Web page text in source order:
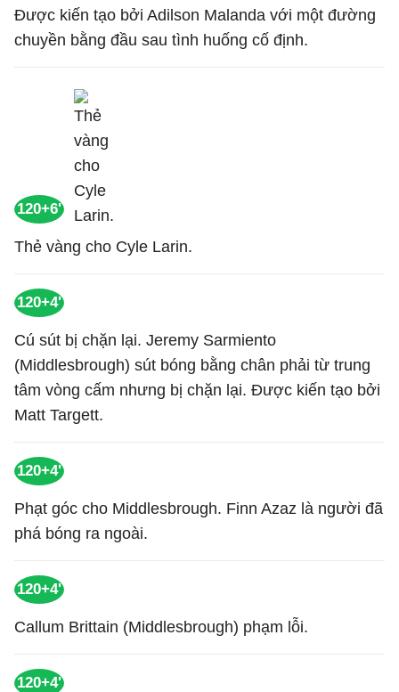
Được kiến tạo bởi Adilson Malanda với một đường
chuyền bằng đầu sau tình huống cố định.
120+6'
Thẻ vàng cho Cyle Larin.
120+4'
Cú sút bị chặn lại. Jeremy Sarmiento
(Middlesbrough) sút bóng bằng chân phải từ trung
tâm vòng cấm nhưng bị chặn lại. Được kiến tạo bởi
Matt Targett.
120+4'
Phạt góc cho Middlesbrough. Finn Azaz là người đã
phá bóng ra ngoài.
120+4'
Callum Brittain (Middlesbrough) phạm lỗi.
120+4'